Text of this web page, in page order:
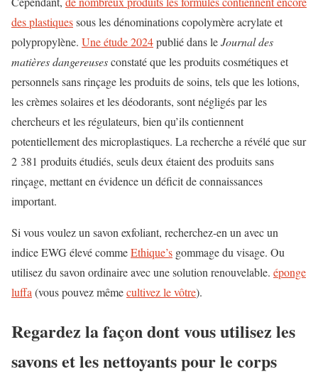
des plastiquessous les dénominations copolymère acrylate et
polypropylène. Une étude 2024publié dans leJournal des
matières dangereusesconstaté que les produits cosmétiques et
personnels sans rinçageles produits de soins, tels que les lotions,
les crèmes solaires et les déodorants, sont négligés par les
chercheurs et les régulateurs, bien qu’ils contiennent
potentiellement des microplastiques. La recherche a révélé que sur
2 381 produits étudiés, seuls deux étaient des produits sans
rinçage, mettant en évidence un déficit de connaissances
important.
Si vous voulez un savon exfoliant, recherchez-en un avec un
indice EWG élevé commeEthique’s gommage du visage. Ou
utilisez du savon ordinaire avec une solution renouvelable. éponge
luffa (vous pouvez mêmecultivez le vôtre).
Regardez la façon dont vous utilisez les
savons et les nettoyants pour le corps